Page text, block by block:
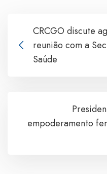
CRCGO discute
reunião com a
Saúde
empoderamento